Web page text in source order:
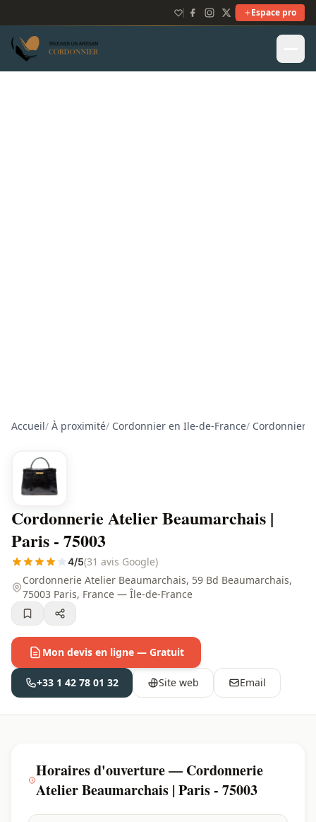
Espace pro
Accueil/ À proximité/ Cordonnier en Ile-de-France/ Cordonnier
Cordonnerie Atelier Beaumarchais |
Paris - 75003
4/5(31 avis Google)
Cordonnerie Atelier Beaumarchais, 59 Bd Beaumarchais,
75003 Paris, France — Île-de-France
Mon devis en ligne — Gratuit
+33 1 42 78 01 32 Site web Email
Horaires d'ouverture — Cordonnerie
Atelier Beaumarchais | Paris - 75003